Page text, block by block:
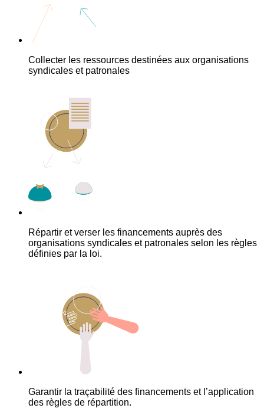
Collecter les ressources destinées aux organisations
syndicales et patronales
Répartir et verser les financements auprès des
organisations syndicales et patronales selon les règles
définies par la loi.
Garantir la traçabilité des financements et l’application
des règles de répartition.